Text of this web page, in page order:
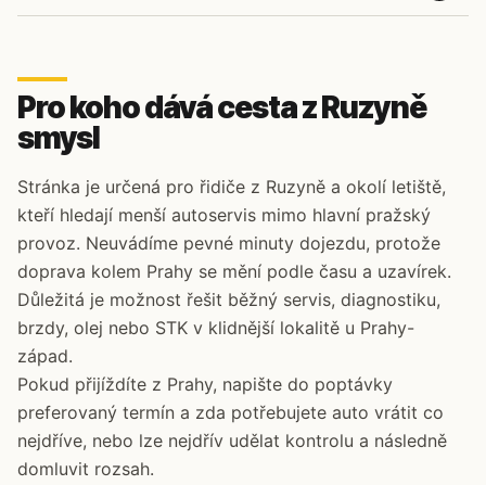
Pro koho dává cesta z Ruzyně
smysl
Stránka je určená pro řidiče z Ruzyně a okolí letiště,
kteří hledají menší autoservis mimo hlavní pražský
provoz. Neuvádíme pevné minuty dojezdu, protože
doprava kolem Prahy se mění podle času a uzavírek.
Důležitá je možnost řešit běžný servis, diagnostiku,
brzdy, olej nebo STK v klidnější lokalitě u Prahy-
západ.
Pokud přijíždíte z Prahy, napište do poptávky
preferovaný termín a zda potřebujete auto vrátit co
nejdříve, nebo lze nejdřív udělat kontrolu a následně
domluvit rozsah.